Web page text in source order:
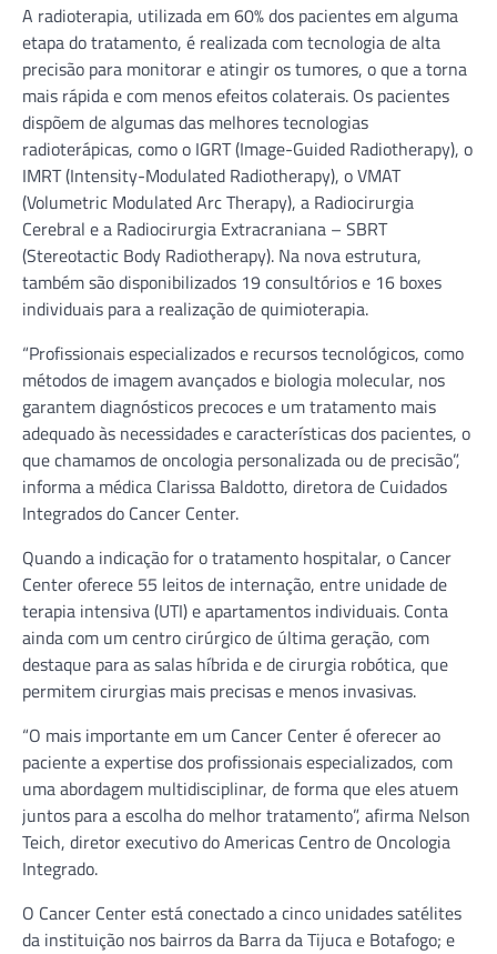
A radioterapia, utilizada em 60% dos pacientes em alguma
etapa do tratamento, é realizada com tecnologia de alta
precisão para monitorar e atingir os tumores, o que a torna
mais rápida e com menos efeitos colaterais. Os pacientes
dispõem de algumas das melhores tecnologias
radioterápicas, como o IGRT (Image-Guided Radiotherapy), o
IMRT (Intensity-Modulated Radiotherapy), o VMAT
(Volumetric Modulated Arc Therapy), a Radiocirurgia
Cerebral e a Radiocirurgia Extracraniana – SBRT
(Stereotactic Body Radiotherapy). Na nova estrutura,
também são disponibilizados 19 consultórios e 16 boxes
individuais para a realização de quimioterapia.
“Profissionais especializados e recursos tecnológicos, como
métodos de imagem avançados e biologia molecular, nos
garantem diagnósticos precoces e um tratamento mais
adequado às necessidades e características dos pacientes, o
que chamamos de oncologia personalizada ou de precisão”,
informa a médica Clarissa Baldotto, diretora de Cuidados
Integrados do Cancer Center.
Quando a indicação for o tratamento hospitalar, o Cancer
Center oferece 55 leitos de internação, entre unidade de
terapia intensiva (UTI) e apartamentos individuais. Conta
ainda com um centro cirúrgico de última geração, com
destaque para as salas híbrida e de cirurgia robótica, que
permitem cirurgias mais precisas e menos invasivas.
“O mais importante em um Cancer Center é oferecer ao
paciente a expertise dos profissionais especializados, com
uma abordagem multidisciplinar, de forma que eles atuem
juntos para a escolha do melhor tratamento”, afirma Nelson
Teich, diretor executivo do Americas Centro de Oncologia
Integrado.
O Cancer Center está conectado a cinco unidades satélites
da instituição nos bairros da Barra da Tijuca e Botafogo; e